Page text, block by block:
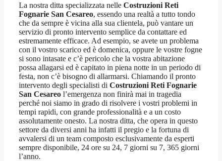
La nostra ditta specializzata nelle Costruzioni Reti
Fognarie San Cesareo, essendo una realtà a tutto tondo
che da sempre è vicina alla sua clientela, può vantare un
servizio di pronto intervento semplice da contattare ed
estremamente efficace. Ad esempio, se avete un problema
con il vostro scarico ed è domenica, oppure le vostre fogne
si sono intasate e c’è pericolo che la vostra abitazione
possa allagarsi ed è capitato in piena notte in un periodo di
festa, non c’è bisogno di allarmarsi. Chiamando il pronto
intervento degli specialisti di Costruzioni Reti Fognarie
San Cesareo l’emergenza non finirà mai in tragedia
perché noi siamo in grado di risolvere i vostri problemi in
tempi rapidi, con grande professionalità e a un costo
assolutamente onesto. La nostra ditta, che opera in questo
settore da diversi anni ha infatti il pregio e la fortuna di
avvalersi di un team composto esclusivamente da esperti
sempre disponibile, 24 ore su 24, 7 giorni su 7, 365 giorni
l’anno.